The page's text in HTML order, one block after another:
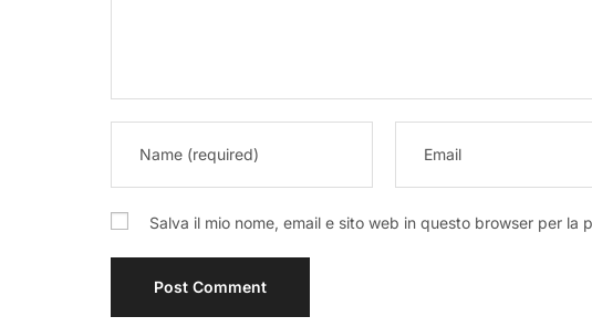
Salva il mio nome, email e sito web in questo browser per la